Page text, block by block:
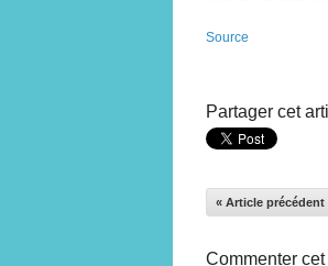
Source
Partager cet
« Article précédent
Commenter